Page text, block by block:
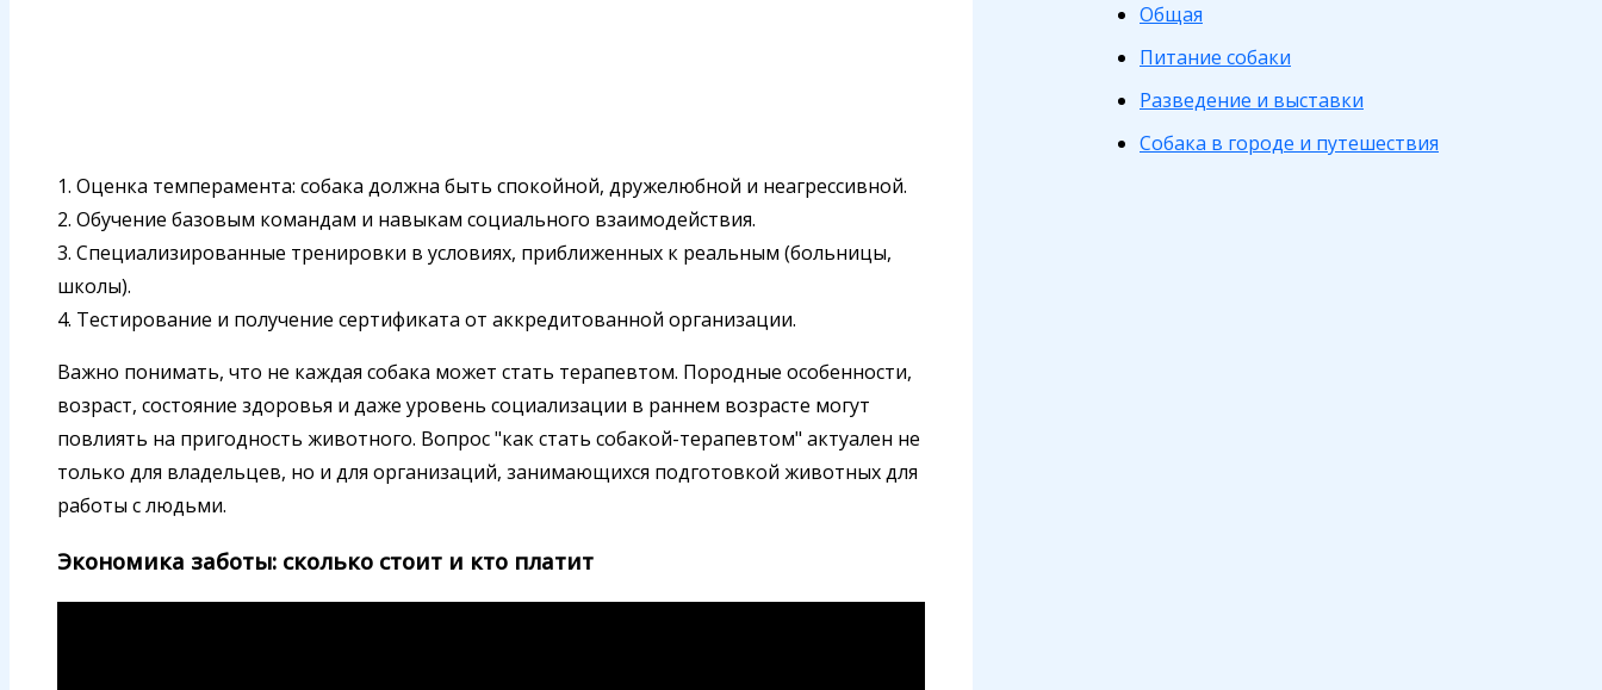
1. Оценка темперамента: собака должна быть спокойной, дружелюбной и неагрессивной.
2. Обучение базовым командам и навыкам социального взаимодействия.
3. Специализированные тренировки в условиях, приближенных к реальным (больницы,
школы).
4. Тестирование и получение сертификата от аккредитованной организации.
Важно понимать, что не каждая собака может стать терапевтом. Породные особенности,
возраст, состояние здоровья и даже уровень социализации в раннем возрасте могут
повлиять на пригодность животного. Вопрос "как стать собакой-терапевтом" актуален не
только для владельцев, но и для организаций, занимающихся подготовкой животных для
работы с людьми.
Экономика заботы: сколько стоит и кто платит
Общая
Питание собаки
Разведение и выставки
Собака в городе и путешествия